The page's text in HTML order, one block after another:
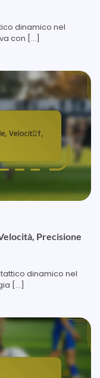
dinamico nel
con […]
Precisione
dinamico nel
[…]